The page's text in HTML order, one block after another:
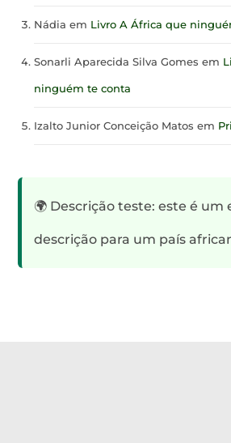
Nádia em Livro A África que
Sonarli Aparecida Silva Gomes em
ninguém te conta
Izalto Junior Conceição Matos em
🌍 Descrição teste: este é um
descrição para um país